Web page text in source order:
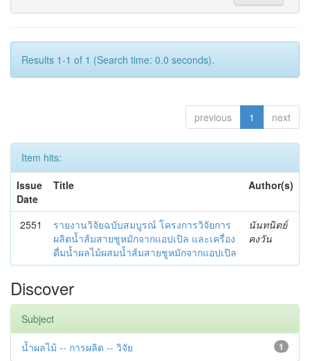
Results 1-1 of 1 (Search time: 0.0 seconds).
previous 1 next
Item hits:
Issue
Date
Title Author(s)
2551
รายงานวิจัยฉบับสมบูรณ์ โครงการวิจัยการ
ผลิตน้ำส้มสายชูหมักจากแอปเปิล และเครื่อง
ดื่มน้ำผลไม้ผสมน้ำส้มสายชูหมักจากแอปเปิล
นันทนิตย์
คงวัน
Discover
Subject
1
น้ำผลไม้ -- การผลิต -- วิจัย